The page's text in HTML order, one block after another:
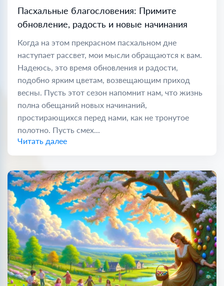
Пасхальные благословения: Примите
обновление, радость и новые начинания
Когда на этом прекрасном пасхальном дне
наступает рассвет, мои мысли обращаются к вам.
Надеюсь, это время обновления и радости,
подобно ярким цветам, возвещающим приход
весны. Пусть этот сезон напомнит нам, что жизнь
полна обещаний новых начинаний,
простирающихся перед нами, как не тронутое
полотно. Пусть смех...
Читать далее